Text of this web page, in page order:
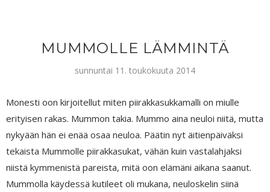
MUMMOLLE LÄMMINTÄ
sunnuntai 11. toukokuuta 2014
Monesti oon kirjoitellut miten piirakkasukkamalli on miulle
erityisen rakas. Mummon takia. Mummo aina neuloi niitä, mutta
nykyään hän ei enää osaa neuloa. Päätin nyt äitienpäiväksi
tekaista Mummolle piirakkasukat, vähän kuin vastalahjaksi
niistä kymmenistä pareista, mitä oon elämäni aikana saanut.
Mummolla käydessä kutileet oli mukana, neuloskelin siinä